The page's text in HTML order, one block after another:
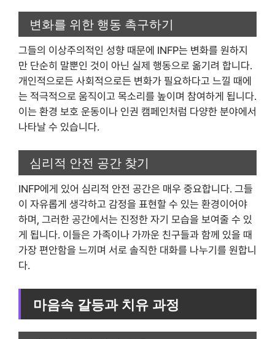
변화를 위한 행동 촉구하기
그들의 이상주의적인 성향 때문에 INFP는 변화를 원하지
만 단순히 말뿐인 것이 아닌 실제 행동으로 옮기려 합니다.
개인적으로든 사회적으로든 변화가 필요하다고 느낄 때에
는 적극적으로 움직이고 목소리를 높이며 참여하게 됩니다.
이는 환경 보호 운동이나 인권 캠페인처럼 다양한 분야에서
나타날 수 있습니다.
심리적 안전 공간 찾기
INFP에게 있어 심리적 안전 공간은 매우 중요합니다. 그들
이 자유롭게 생각하고 감정을 표현할 수 있는 환경이어야
하며, 그러한 공간에서는 진정한 자기 모습을 보여줄 수 있
게 됩니다. 이들은 가족이나 가까운 친구들과 함께 있을 때
가장 편안함을 느끼며 서로 솔직한 대화를 나누기를 원합니
다.
마음속 갈등과 치유 과정